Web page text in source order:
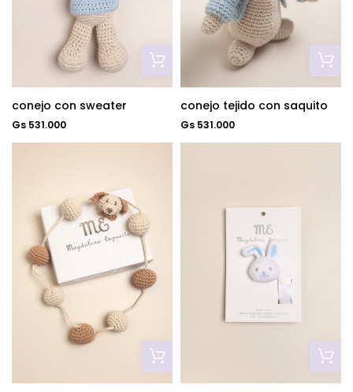
conejo con sweater
Gs 531.000
conejo tejido con saquito
Gs 531.000